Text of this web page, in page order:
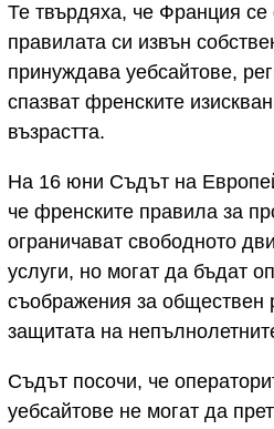
Те твърдяха, че Франция
правилата си извън
принуждава уебсайтове,
спазват френските
възрастта.
На 16 юни Съдът на
че френските правила за
ограничават свободното
услуги, но могат да бъдат
съображения за обществен
защитата на
Съдът посочи, че
уебсайтове не могат да